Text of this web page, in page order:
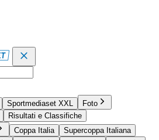
Sportmediaset XXL
Foto
Risultati e Classifiche
Coppa Italia
Supercoppa Italiana